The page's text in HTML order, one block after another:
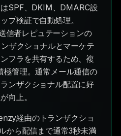
SPF、DKIM、DMARC設
プ検証で自動処理。
信者レピュテーションの
ザクショナルとマーケテ
フラを共有するため、複
極管理。通常メール通信の
ンザクショナル配置に好
向上。
経由のトランザクショ
から配信まで通常3秒未満